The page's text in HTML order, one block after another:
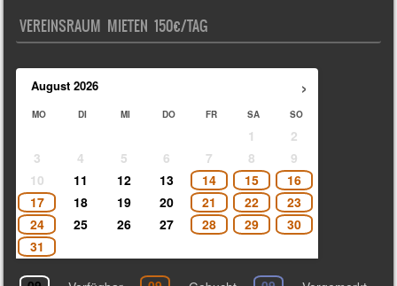
VEREINSRAUM MIETEN 150€/TAG
›
August 2026
MO DI MI DO FR SA SO
1
2
3
4 5 6 7 8
9
10
11 12 13 14 15
16
17
18 19 20 21 22
23
24
25 26 27 28 29
30
31